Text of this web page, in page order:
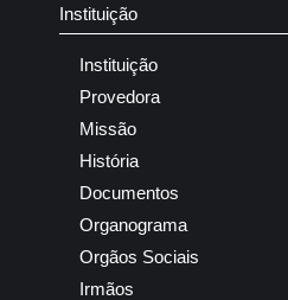
Instituição
Instituição
Provedora
Missão
História
Documentos
Organograma
Orgãos Sociais
Irmãos